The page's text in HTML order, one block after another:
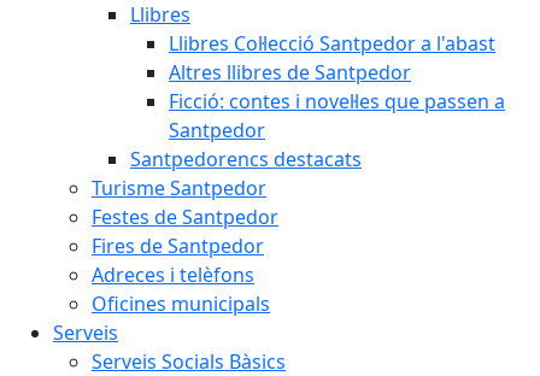
Llibres
Llibres Col·lecció Santpedor a l'abast
Altres llibres de Santpedor
Ficció: contes i novel·les que passen a
Santpedor
Santpedorencs destacats
Turisme Santpedor
Festes de Santpedor
Fires de Santpedor
Adreces i telèfons
Oficines municipals
Serveis
Serveis Socials Bàsics